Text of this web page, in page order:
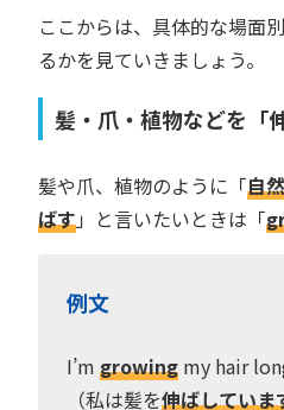
ここからは、具体的な場面
るかを見ていきましょう。
髪・爪・植物などを「
髪や爪、植物のように「自
ばす」と言いたいときは「
例文
I’m growing my hair
（私は髪を伸ばしていま